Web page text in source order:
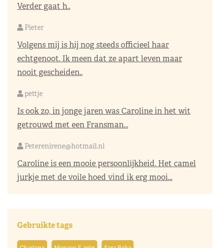
Verder gaat h..
Pieter
Volgens mij is hij nog steeds officieel haar
echtgenoot. Ik meen dat ze apart leven maar
nooit gescheiden..
pettje
Is ook zo, in jonge jaren was Caroline in het wit
getrouwd met een Fransman...
Peterenirene@hotmail.nl
Caroline is een mooie persoonlijkheid. Het camel
jurkje met de voile hoed vind ik erg mooi...
Gebruikte tags